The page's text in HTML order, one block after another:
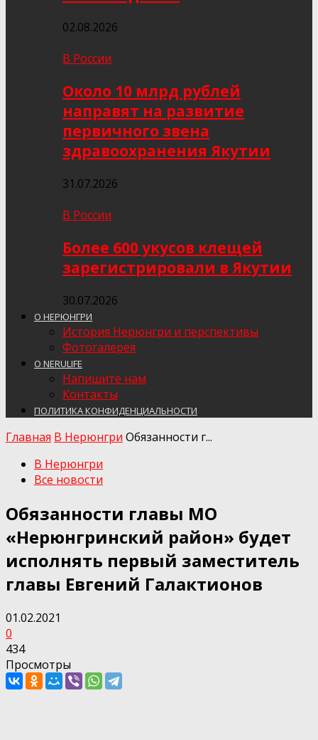
02.08.2026
В России
Около 10 млрд рублей
направят на развитие
первичного звена
здравоохранения Якутии
31.07.2026
В России
Более 600 укусов клещей
зарегистрировали в Якутии
30.07.2026
О НЕРЮНГРИ
История Нерюнгри и перспективы
Фотогалерея
О NERULIFE
Напишите нам
Контакты
ПОЛИТИКА КОНФИДЕНЦИАЛЬНОСТИ
Главная В Нерюнгри Обязанности г...
В Нерюнгри
Все новости
Обязанности главы МО
«Нерюнгринский район» будет
исполнять первый заместитель
главы Евгений Галактионов
01.02.2021
0
434
Просмотры